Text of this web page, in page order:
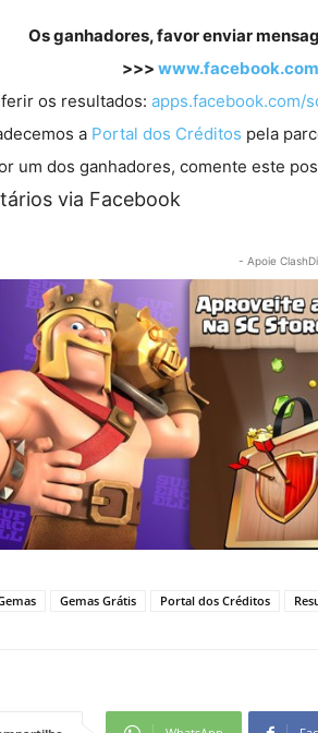
Os ganhadores, favor enviar
>>>
os resultados: apps.facebook.com/
a Portal dos Créditos pela
um dos ganhadores, comente este
via Facebook
- Apoie
Gemas Grátis Portal dos Créditos